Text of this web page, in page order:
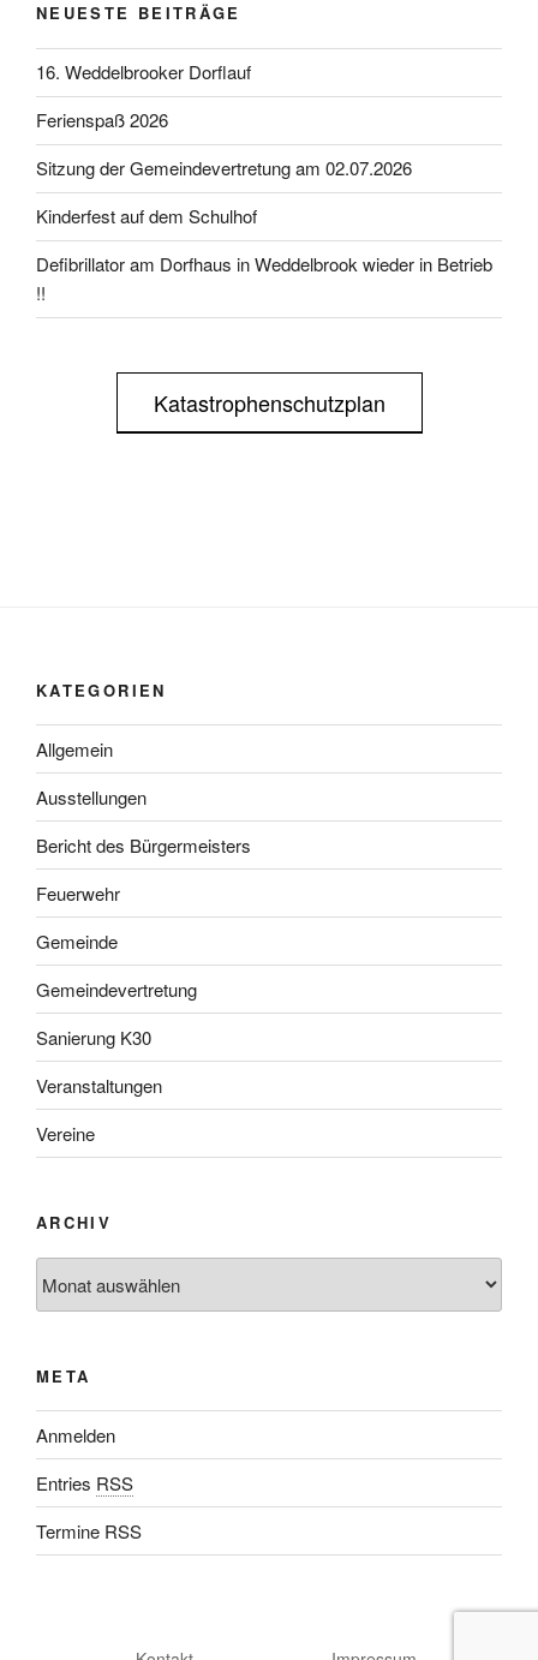
NEUESTE BEITRÄGE
16. Weddelbrooker Dorflauf
Ferienspaß 2026
Sitzung der Gemeindevertretung am 02.07.2026
Kinderfest auf dem Schulhof
Defibrillator am Dorfhaus in Weddelbrook wieder in Betrieb
!!
Katastrophenschutzplan
KATEGORIEN
Allgemein
Ausstellungen
Bericht des Bürgermeisters
Feuerwehr
Gemeinde
Gemeindevertretung
Sanierung K30
Veranstaltungen
Vereine
ARCHIV
META
Anmelden
Entries RSS
Termine RSS